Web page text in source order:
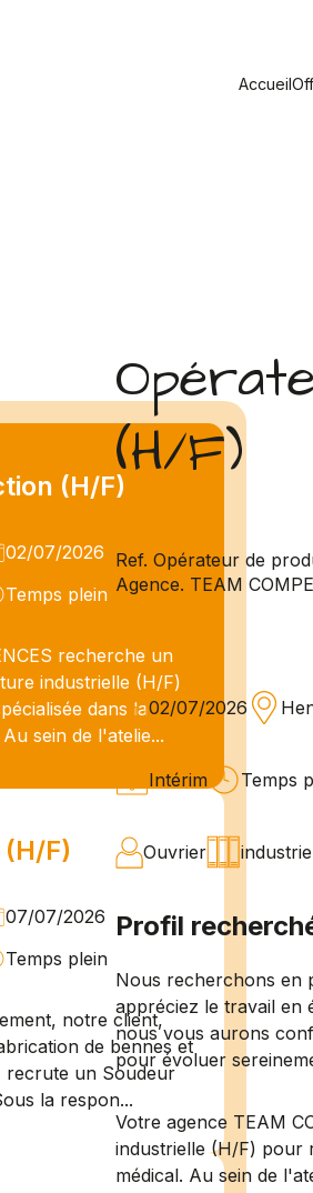
Accueil
(H/F)
02/07/2026
Temps plein
recherche un
industrielle (H/F)
dans la
sein de l'atelie...
(H/F)
07/07/2026
Temps plein
notre client,
de bennes et
recrute un Soudeur
la respon...
(H/F)
Ref. Opérateur de
Agence. TEAM
02/07/2026
Intérim Temps
Ouvrier industrie
Profil
Nous recherchons en
appréciez le travail en
nous vous aurons
pour évoluer
Votre agence TEAM
industrielle (H/F) pour
médical. Au sein de